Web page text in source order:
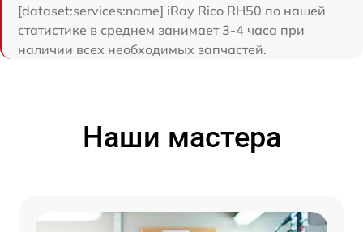
[dataset:services:name] iRay Rico RH50 по нашей
статистике в среднем занимает 3-4 часа при
наличии всех необходимых запчастей.
Наши мастера